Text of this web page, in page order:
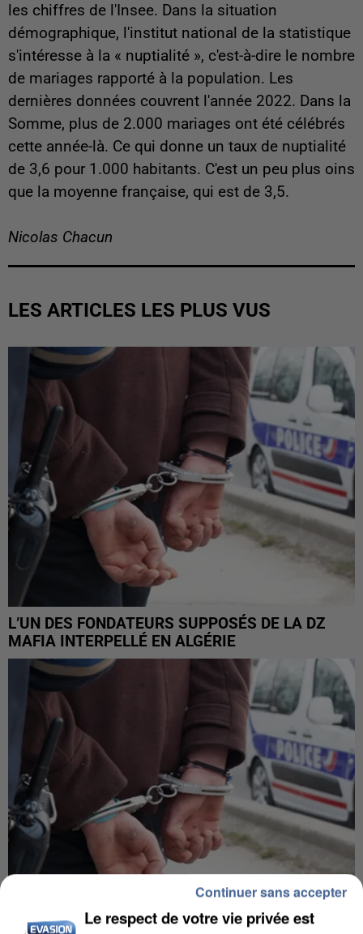
les chiffres de l'Insee. Dans la situation
démographique, l'institut national de la statistique
s'intéresse à la « nuptialité », c'est-à-dire le nombre
de mariages rapporté à la population. Les
dernières données couvrent l'année 2022. Dans la
Somme, plus de 2.000 mariages ont été célébrés
cette année-là. Ce qui donne un taux de nuptialité
de 3,6 pour 1.000 habitants. C'est un peu plus oins
que la moyenne française, qui est de 3,5.
Nicolas Chacun
LES ARTICLES LES PLUS VUS
L’UN DES FONDATEURS SUPPOSÉS DE LA DZ
MAFIA INTERPELLÉ EN ALGÉRIE
Le respect de votre vie privée est
Continuer sans accepter